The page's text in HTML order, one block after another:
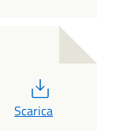
Scarica